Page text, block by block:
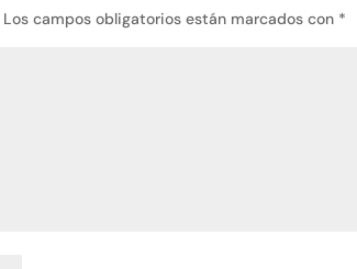
Los campos obligatorios están marcados con *